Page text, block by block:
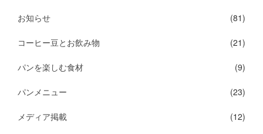
お知らせ (81)
コーヒー豆とお飲み物 (21)
パンを楽しむ食材 (9)
パンメニュー (23)
メディア掲載 (12)